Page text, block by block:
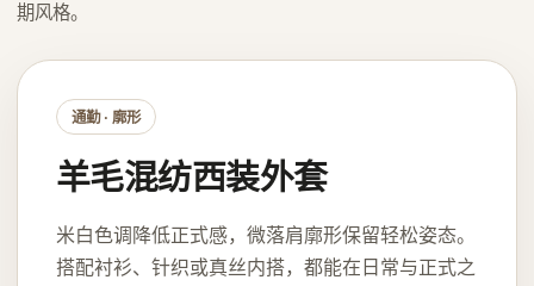
期风格。
通勤 · 廓形
羊毛混纺西装外套
米白色调降低正式感，微落肩廓形保留轻松姿态。
搭配衬衫、针织或真丝内搭，都能在日常与正式之